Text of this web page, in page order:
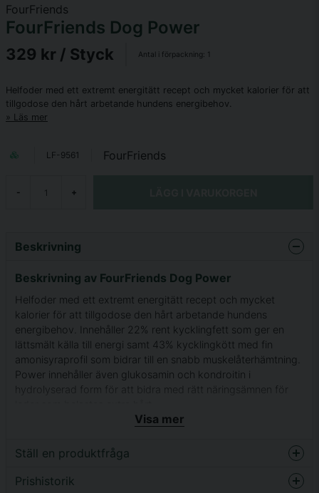
FourFriends
FourFriends Dog Power
329 kr / Styck Antal i förpackning: 1
Helfoder med ett extremt energitätt recept och mycket kalorier för att
tillgodose den hårt arbetande hundens energibehov.
Läs mer
LF-9561 FourFriends
- +
Beskrivning
Beskrivning av FourFriends Dog Power
Helfoder med ett extremt energitätt recept och mycket
kalorier för att tillgodose den hårt arbetande hundens
energibehov. Innehåller 22% rent kycklingfett som ger en
lättsmält källa till energi samt 43% kycklingkött med fin
amonisyraprofil som bidrar till en snabb muskelåterhämtning.
Power innehåller även glukosamin och kondroitin i
hydrolyserad form för att bidra med rätt näringsämnen för
Ge din hund en mindre mängd av den
ansträngning och en större giva på kvällen när hunden går till
vila för ett bättre näringsupptag.
Visa mer
Ställ en produktfråga
question
Prishistorik